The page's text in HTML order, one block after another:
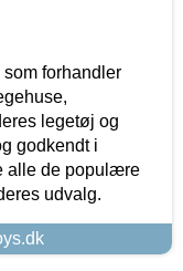
forhandler
legetøj og
godkendt i
alle de populære
udvalg.